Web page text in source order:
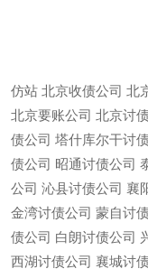
仿站 北京收债公司 北
北京要账公司 北京讨
债公司 塔什库尔干讨
债公司 昭通讨债公司
公司 沁县讨债公司 襄
金湾讨债公司 蒙自讨
债公司 白朗讨债公司
西湖讨债公司 襄城讨
微信